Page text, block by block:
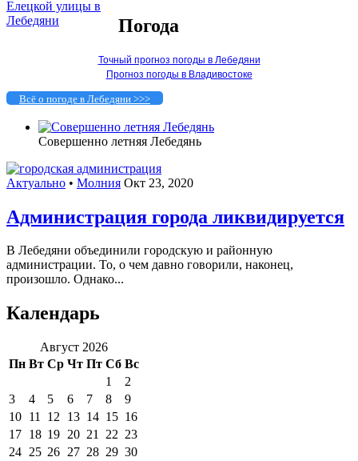
Погода
Точный прогноз погоды в Лебедяни
Прогноз погоды в Владивостоке
Всё о погоде в Лебедяни >>>
Совершенно летняя Лебедянь
Актуально • Молния Окт 23, 2020
Администрация города ликвидируется
В Лебедяни объединили городскую и районную
администрации. То, о чем давно говорили, наконец,
произошло. Однако...
Календарь
Август 2026
Пн Вт Ср Чт Пт Сб Вс
1
2
3
4 5 6 7 8
9
10 11 12 13 14 15 16
17 18 19 20 21 22 23
24 25 26 27 28 29 30